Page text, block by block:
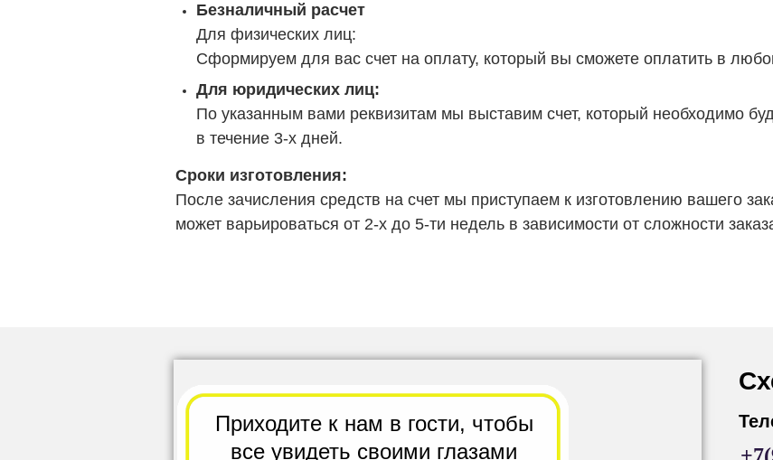
Сроки изготовления:
После зачисления средств на счет мы приступаем к изготовлению вашего
может варьироваться от 2-х до 5-ти недель в зависимости от сложности
Приходите к нам в гости, чтобы
всеувидеть своими глазами
Для юридических лиц:
По указанным вами реквизитам мы выставим счет, который необходимо
в течение 3-х дней.
Безналичный расчет
Для физических лиц:
Сформируем для вас счет на оплату, который вы сможете оплатить в